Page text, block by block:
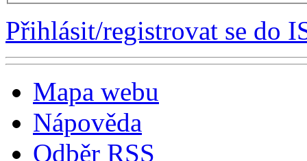
Přihlásit/registrovat se do
Mapa webu
Nápověda
Odběr RSS